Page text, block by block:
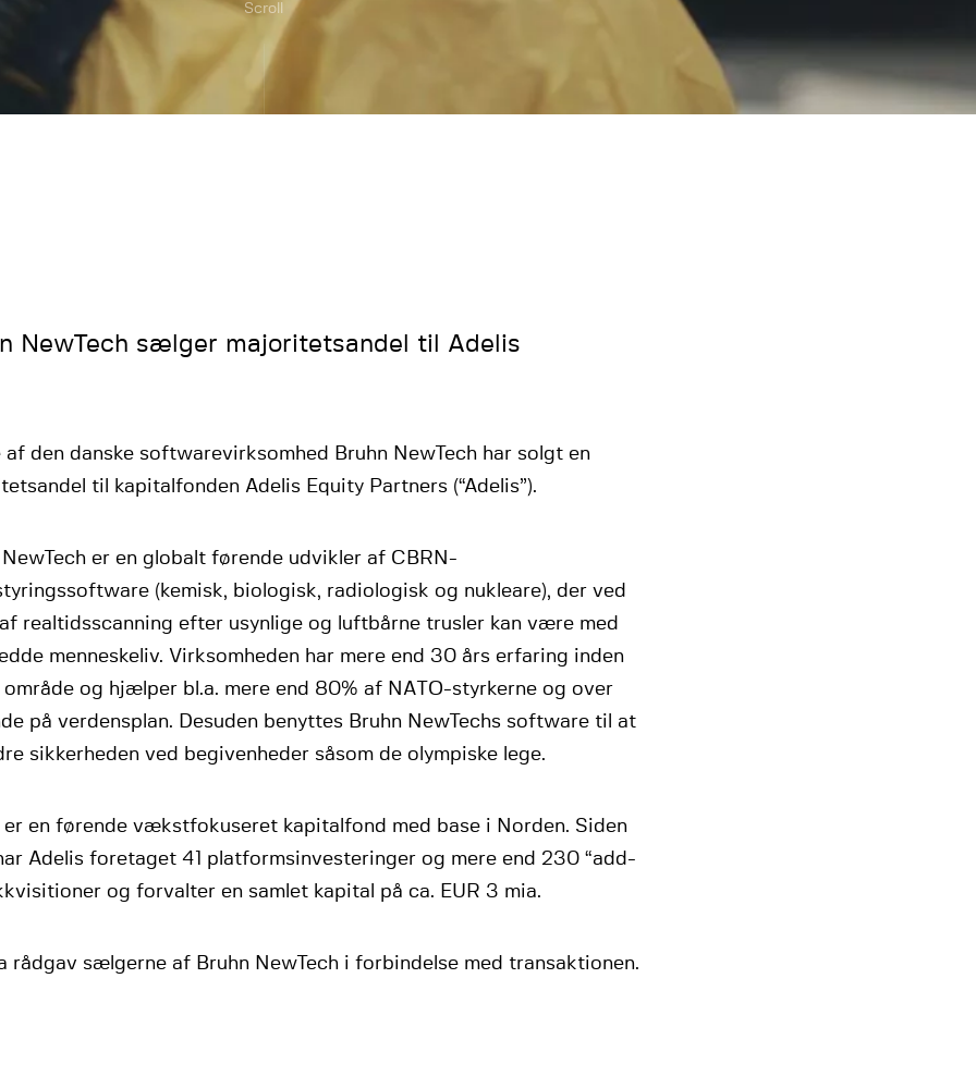
Scroll
NewTech sælger majoritetsandel til Adelis
af den danske softwarevirksomhed Bruhn NewTech har solgt en
til kapitalfonden Adelis Equity Partners (“Adelis”).
NewTech er en globalt førende udvikler af CBRN-
(kemisk, biologisk, radiologisk og nukleare), der ved
realtidsscanning efter usynlige og luftbårne trusler kan være med
menneskeliv. Virksomheden har mere end 30 års erfaring inden
og hjælper bl.a. mere end 80% af NATO-styrkerne og over
på verdensplan. Desuden benyttes Bruhn NewTechs software til at
sikkerheden ved begivenheder såsom de olympiske lege.
er en førende vækstfokuseret kapitalfond med base i Norden. Siden
Adelis foretaget 41 platformsinvesteringer og mere end 230 “add-
og forvalter en samlet kapital på ca. EUR 3 mia.
rådgav sælgerne af Bruhn NewTech i forbindelse med transaktionen.